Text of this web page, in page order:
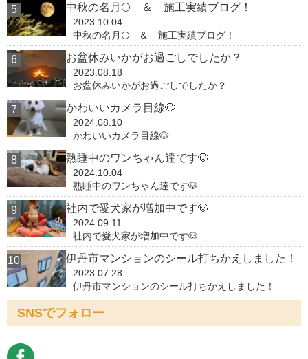
中秋の名月🌕 ＆ 施工実績ブログ！
2023.10.04
中秋の名月🌕 ＆ 施工実績ブログ！
お盆休みいかがお過ごしでしたか？
2023.08.18
お盆休みいかがお過ごしでしたか？
かわいいカメラ目線🐶
2024.08.10
かわいいカメラ目線🐶
熟睡中のワンちゃん達です🐶
2024.10.04
熟睡中のワンちゃん達です🐶
社内で愛犬家が増加中です🐶
2024.09.11
社内で愛犬家が増加中です🐶
伊丹市マンションのシール打ちかえしました！
2023.07.28
伊丹市マンションのシール打ちかえしました！
SNSでフォロー